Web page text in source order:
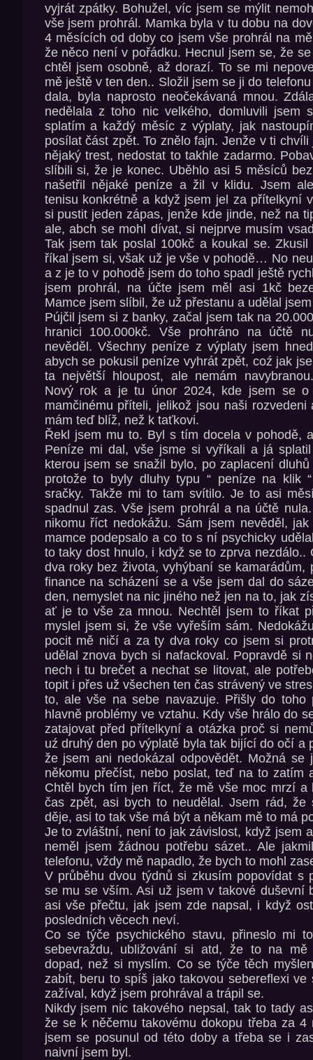
vyjrát zpátky. Bohužel, víc jsem se mýlit
vše jsem prohrál. Mamka byla v tu dobu na
4 měsících od doby co jsem vše prohrál na
že něco není v pořádku. Hecnul jsem se, že
chtěl jsem osobně, až dorazí. To se mi
mě ještě v ten den.. Složil jsem se ji do
dala, byla naprosto neočekávaná mnou.
nedělala z toho nic velkého, domluvili
splatím a každý měsíc z výplaty, jak
posílat část zpět. To znělo fajn. Jenže v ti
nějaký trest, nedostat to takhle zadarmo.
slíbili si, že je konec. Uběhlo asi 5 měsíců
našetřil nějaké peníze a žil v klidu. Jsem
tenisu konkrétně a když jsem jel za přítelkyní
si pustit jeden zápas, jenže kde jinde, než na
ale, abch se mohl dívat, si nejprve musím
Tak jsem tak poslal 100kč a koukal se.
říkal jsem si, však už je vše v pohodě… No
a z je to v pohodě jsem do toho spadl ještě
jsem prohrál, na účte jsem měl asi 1kč
Mamce jsem slíbil, že už přestanu a udělal
Pújčil jsem si z banky, začal jsem tak na
hranici 100.000kč. Vše prohráno na účtě
nevěděl. Všechny peníze z výplaty jsem
abych se pokusil peníze vyhrát zpět, coź jak
ta největší hloupost, ale nemám
Nový rok a je tu únor 2024, kde jsem se o
mamčinému příteli, jelikož jsou naši
mám teď blíž, než k taťkovi.
Řekl jsem mu to. Byl s tím docela v pohodě,
Peníze mi dal, vše jsme si vyříkali a já
kterou jsem se snažil bylo, po zaplacení
protože to byly dluhy typu “ peníze na klik
sračky. Takže mi to tam svítilo. Je to asi
spadnul zas. Vše jsem prohrál a na účtě
nikomu říct nedokážu. Sám jsem nevěděl,
mamce podepsalo a co to s ní psychicky
to taky dost hnulo, i když se to zprva nezdálo..
dva roky bez života, vyhýbaní se kamarádům,
finance na scházení se a vše jsem dal do
den, nemyslet na nic jiného než jen na to, jak
ať je to vše za mnou. Nechtěl jsem to říkat
myslel jsem si, že vše vyřeším sám.
pocit mě ničí a za ty dva roky co jsem si
udělal znova bych si nafackoval. Popravdě si
nech i tu brečet a nechat se litovat, ale
topit i přes už všechen ten čas strávený ve
to, ale vše na sebe navazuje. Přišly do toho
hlavně problémy ve vztahu. Kdy vše hrálo do
zatajovat před přítelkyní a otázka proč si
uź druhý den po výplatě byla tak bijící do očí a
že jsem ani nedokázal odpovědět. Možná se
někomu přečíst, nebo poslat, teď na to zatím
Chtěl bych tím jen říct, že mě vše moc mrzí a
čas zpět, asi bych to neudělal. Jsem rád,
děje, asi to tak vše má být a někam mě to má
Je to zvláštní, není to jak závislost, když jsem
neměl jsem žádnou potřebu sázet.. Ale
telefonu, vždy mě napadlo, že bych to mohl
V průběhu dvou týdnů si zkusím popovídat s
se mu se vším. Asi už jsem v takové duševní
asi vše přečtu, jak jsem zde napsal, i když
posledních věcech neví.
Co se týče psychického stavu, přineslo mi
sebevraždu, ubližování si atd, že to na mě
dopad, než si myslím. Co se týče těch
zabít, beru to spíš jako takovou sebereflexi ve
zažíval, když jsem prohrával a trápil se.
Nikdy jsem nic takového nepsal, tak to tady
že se k něčemu takovému dokopu třeba za 4
jsem se posunul od této doby a třeba se i
naivní jsem byl.